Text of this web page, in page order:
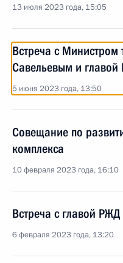
13 июля 2023 года, 15:05
Встреча с Министром
Савельевым и
5 июня 2023 года, 13:50
Совещание по
комплекса
10 февраля 2023 года, 16:10
Встреча с главой
6 февраля 2023 года, 13:20